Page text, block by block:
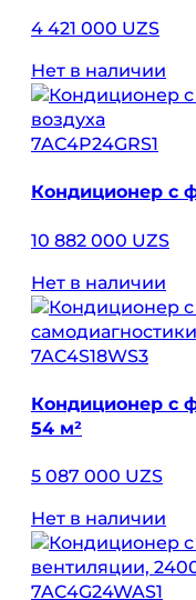
4 421 000 UZS
Нет в наличии
7AC4P24GRS1
Кондиционер с
10 882 000 UZS
Нет в наличии
7AC4S18WS3
Кондиционер с
54 м²
5 087 000 UZS
Нет в наличии
7AC4G24WAS1